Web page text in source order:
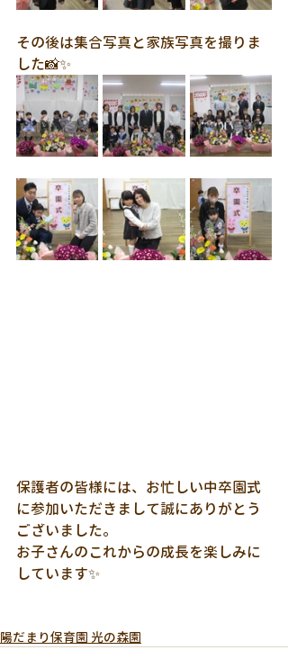
その後は集合写真と家族写真を撮りま
した📸✨
保護者の皆様には、お忙しい中卒園式
に参加いただきまして誠にありがとう
ございました。
お子さんのこれからの成長を楽しみに
しています✨
陽だまり保育園 光の森園